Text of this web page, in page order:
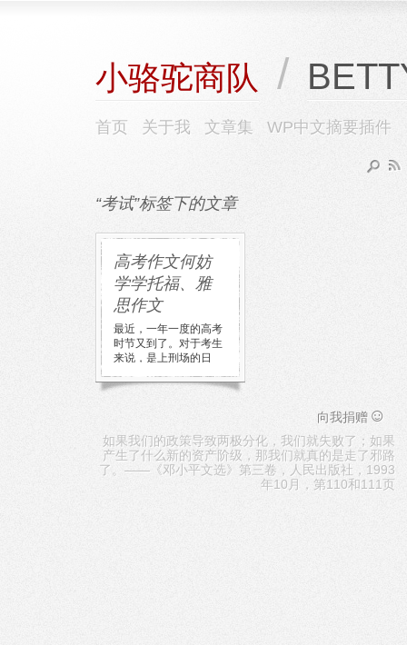
小骆驼商队 /
首页 关于我 文章集 WP中文摘要插件
“考试”标签下的文章
高考作文何妨
学学托福、雅
思作文
最近，一年一度的高考
时节又到了。对于考生
来说，是上刑场的日
说，简直是一年一度的
向我捐赠 ☺
如果我们的政策导致两极分化，我们就失败了；如果
产生了什么新的资产阶级，那我们就真的是走了邪路
了。——《邓小平文选》第三卷，人民出版社，1993
年10月，第110和111页